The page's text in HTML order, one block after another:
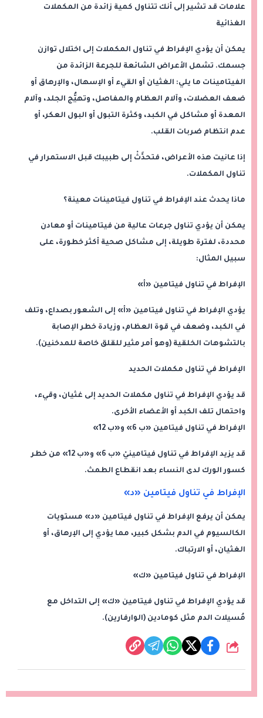
علامات قد تشير إلى أنك تتناول كمية زائدة من المكملات
الغذائية
يمكن أن يؤدي الإفراط في تناول المكملات إلى اختلال توازن
جسمك. تشمل الأعراض الشائعة للجرعة الزائدة من
الفيتامينات ما يلي: الغثيان أو القيء أو الإسهال، والإرهاق أو
ضعف العضلات، وآلام العظام والمفاصل، وتهيُّج الجلد، وآلام
المعدة أو مشاكل في الكبد، وكثرة التبول أو البول العكر، أو
عدم انتظام ضربات القلب.
إذا عانيت هذه الأعراض، فتحدَّثْ إلى طبيبك قبل الاستمرار في
تناول المكملات.
ماذا يحدث عند الإفراط في تناول فيتامينات معينة؟
يمكن أن يؤدي تناول جرعات عالية من فيتامينات أو معادن
محددة، لفترة طويلة، إلى مشاكل صحية أكثر خطورة، على
سبيل المثال:
الإفراط في تناول فيتامين «أ»
يؤدي الإفراط في تناول فيتامين «أ» إلى الشعور بصداع، وتلف
في الكبد، وضعف في قوة العظام، وزيادة خطر الإصابة
بالتشوهات الخلقية (وهو أمر مثير للقلق خاصة للمدخنين).
الإفراط في تناول مكملات الحديد
قد يؤدي الإفراط في تناول مكملات الحديد إلى غثيان، وقيء،
واحتمال تلف الكبد أو الأعضاء الأخرى.
الإفراط في تناول فيتامين «ب 6» و«ب 12»
قد يزيد الإفراط في تناول فيتامينيْ «ب 6» و«ب 12» من خطر
كسور الورك لدى النساء بعد انقطاع الطمث.
الإفراط في تناول فيتامين «د»
يمكن أن يرفع الإفراط في تناول فيتامين «د» مستويات
الكالسيوم في الدم بشكل كبير، مما يؤدي إلى الإرهاق، أو
الغثيان، أو الارتباك.
الإفراط في تناول فيتامين «ك»
قد يؤدي الإفراط في تناول فيتامين «ك» إلى التداخل مع
مُسيلات الدم مثل كومادين (الوارفارين).
شارك